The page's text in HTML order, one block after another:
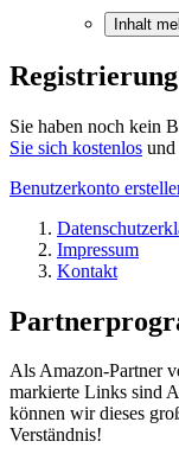
Inhalt
Registrierung
Sie haben noch kein
Sie sich kostenlos und
Benutzerkonto
Impressum
Kontakt
Als Amazon-Partner
markierte Links sind
können wir dieses
Verständnis!